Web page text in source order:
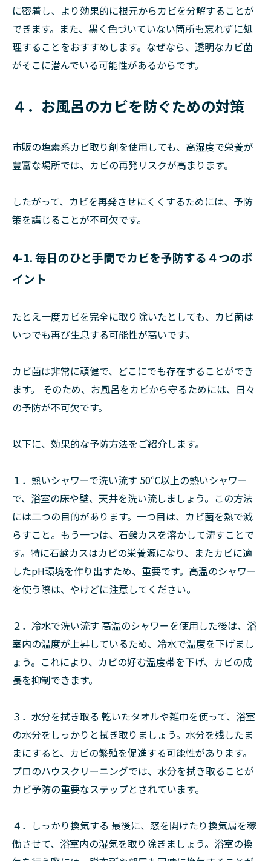
に密着し、より効果的に根元からカビを分解することが
できます。また、黒く色づいていない箇所も忘れずに処
理することをおすすめします。なぜなら、透明なカビ菌
がそこに潜んでいる可能性があるからです。
４．お風呂のカビを防ぐための対策
市販の塩素系カビ取り剤を使用しても、高湿度で栄養が
豊富な場所では、カビの再発リスクが高まります。
したがって、カビを再発させにくくするためには、予防
策を講じることが不可欠です。
4-1. 毎日のひと手間でカビを予防する４つのポ
イント
たとえ一度カビを完全に取り除いたとしても、カビ菌は
いつでも再び生息する可能性が高いです。
カビ菌は非常に頑健で、どこにでも存在することができ
ます。 そのため、お風呂をカビから守るためには、日々
の予防が不可欠です。
以下に、効果的な予防方法をご紹介します。
１．熱いシャワーで洗い流す 50℃以上の熱いシャワー
で、浴室の床や壁、天井を洗い流しましょう。この方法
には二つの目的があります。一つ目は、カビ菌を熱で減
らすこと。もう一つは、石鹸カスを溶かして流すことで
す。特に石鹸カスはカビの栄養源になり、またカビに適
したpH環境を作り出すため、重要です。高温のシャワー
を使う際は、やけどに注意してください。
２．冷水で洗い流す 高温のシャワーを使用した後は、浴
室内の温度が上昇しているため、冷水で温度を下げまし
ょう。これにより、カビの好む温度帯を下げ、カビの成
長を抑制できます。
３．水分を拭き取る 乾いたタオルや雑巾を使って、浴室
の水分をしっかりと拭き取りましょう。水分を残したま
まにすると、カビの繁殖を促進する可能性があります。
プロのハウスクリーニングでは、水分を拭き取ることが
カビ予防の重要なステップとされています。
４．しっかり換気する 最後に、窓を開けたり換気扇を稼
働させて、浴室内の湿気を取り除きましょう。浴室の換